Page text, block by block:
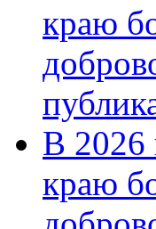
краю
В 2026
краю